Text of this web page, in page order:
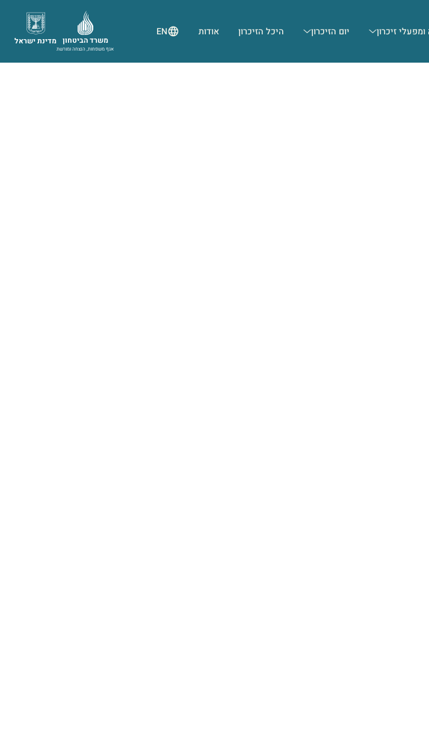
זיכרון יום הזיכרון היכל הזיכרון אודות EN
מדינת ישראל משרד הביטחון
אגף משפחות, הנצחה ומורשת